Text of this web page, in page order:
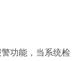
功能，当系统检